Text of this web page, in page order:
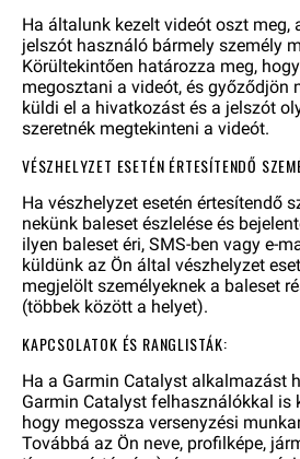
Ha általunk kezelt videót oszt meg,
jelszót használó bármely személy
Körültekintően határozza meg,
megosztani a videót, és győződjön
küldi el a hivatkozást és a jelszót
szeretnék megtekinteni a videót.
VÉSZHELYZET ESETÉN ÉRTESÍTENDŐ
Ha vészhelyzet esetén értesítendő
nekünk baleset észlelése és
ilyen baleset éri, SMS-ben vagy e-
küldünk az Ön által vészhelyzet
megjelölt személyeknek a baleset
(többek között a helyet).
KAPCSOLATOK ÉS RANGLISTÁK:
Ha a Garmin Catalyst alkalmazást
Garmin Catalyst felhasználókkal is
hogy megossza versenyzési
Továbbá az Ön neve, profilképe,